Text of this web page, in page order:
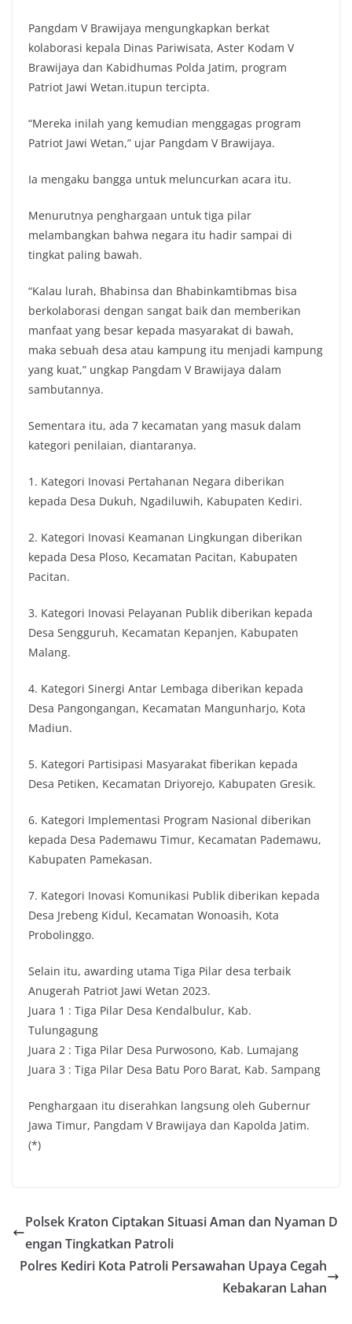
Pangdam V Brawijaya mengungkapkan berkat
kolaborasi kepala Dinas Pariwisata, Aster Kodam V
Brawijaya dan Kabidhumas Polda Jatim, program
Patriot Jawi Wetan.itupun tercipta.
“Mereka inilah yang kemudian menggagas program
Patriot Jawi Wetan,” ujar Pangdam V Brawijaya.
Ia mengaku bangga untuk meluncurkan acara itu.
Menurutnya penghargaan untuk tiga pilar
melambangkan bahwa negara itu hadir sampai di
tingkat paling bawah.
“Kalau lurah, Bhabinsa dan Bhabinkamtibmas bisa
berkolaborasi dengan sangat baik dan memberikan
manfaat yang besar kepada masyarakat di bawah,
maka sebuah desa atau kampung itu menjadi kampung
yang kuat,” ungkap Pangdam V Brawijaya dalam
sambutannya.
Sementara itu, ada 7 kecamatan yang masuk dalam
kategori penilaian, diantaranya.
1. Kategori Inovasi Pertahanan Negara diberikan
kepada Desa Dukuh, Ngadiluwih, Kabupaten Kediri.
2. Kategori Inovasi Keamanan Lingkungan diberikan
kepada Desa Ploso, Kecamatan Pacitan, Kabupaten
Pacitan.
3. Kategori Inovasi Pelayanan Publik diberikan kepada
Desa Sengguruh, Kecamatan Kepanjen, Kabupaten
Malang.
4. Kategori Sinergi Antar Lembaga diberikan kepada
Desa Pangongangan, Kecamatan Mangunharjo, Kota
Madiun.
5. Kategori Partisipasi Masyarakat fiberikan kepada
Desa Petiken, Kecamatan Driyorejo, Kabupaten Gresik.
6. Kategori Implementasi Program Nasional diberikan
kepada Desa Pademawu Timur, Kecamatan Pademawu,
Kabupaten Pamekasan.
7. Kategori Inovasi Komunikasi Publik diberikan kepada
Desa Jrebeng Kidul, Kecamatan Wonoasih, Kota
Probolinggo.
Selain itu, awarding utama Tiga Pilar desa terbaik
Anugerah Patriot Jawi Wetan 2023.
Juara 1 : Tiga Pilar Desa Kendalbulur, Kab.
Tulungagung
Juara 2 : Tiga Pilar Desa Purwosono, Kab. Lumajang
Juara 3 : Tiga Pilar Desa Batu Poro Barat, Kab. Sampang
Penghargaan itu diserahkan langsung oleh Gubernur
Jawa Timur, Pangdam V Brawijaya dan Kapolda Jatim.
(*)
Polsek Kraton Ciptakan Situasi Aman dan Nyaman D
engan Tingkatkan Patroli
Polres Kediri Kota Patroli Persawahan Upaya Cegah
Kebakaran Lahan